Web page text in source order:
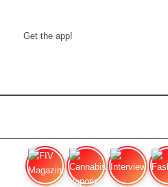
Get the app!